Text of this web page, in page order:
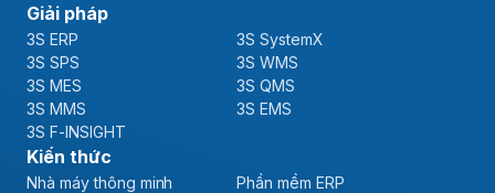
Giải pháp
3S ERP
3S SystemX
3S SPS
3S WMS
3S MES
3S QMS
3S MMS
3S EMS
3S F-INSIGHT
Kiến thức
Nhà máy thông minh
Phần mềm ERP